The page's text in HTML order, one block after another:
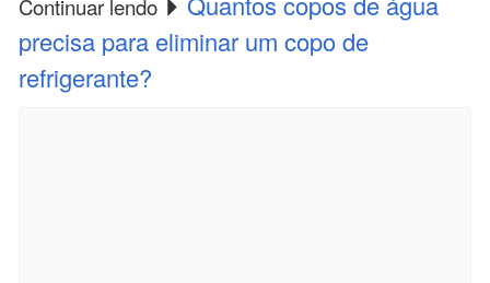
Continuar lendo
precisa para eliminar um copo de
refrigerante?